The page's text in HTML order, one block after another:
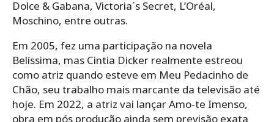
Dolce & Gabana, Victoria´s Secret, L’Oréal,
Moschino, entre outras.
Em 2005, fez uma participação na novela
Belíssima, mas Cintia Dicker realmente estreou
como atriz quando esteve em Meu Pedacinho de
Chão, seu trabalho mais marcante da televisão até
hoje. Em 2022, a atriz vai lançar Amo-te Imenso,
obra em pós produção ainda sem previsão exata